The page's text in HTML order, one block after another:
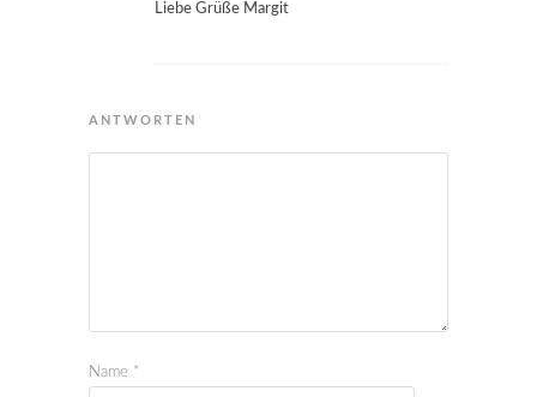
Liebe Grüße Margit
ANTWORTEN
Name *